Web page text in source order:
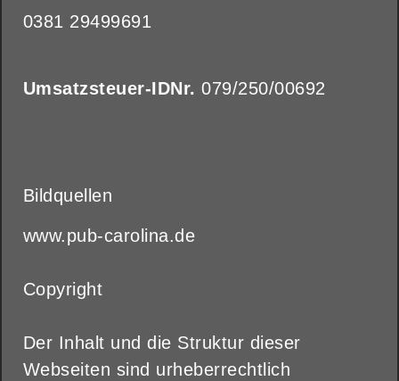
0381 29499691
Umsatzsteuer-IDNr. 079/250/00692
Bildquellen
www.pub-carolina.de
Copyright
Der Inhalt und die Struktur dieser
Webseiten sind urheberrechtlich